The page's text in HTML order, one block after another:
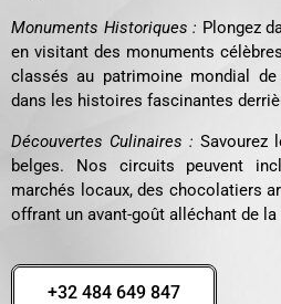
Monuments Historiques : Plongez
en visitant des monuments
classés au patrimoine mondial de
dans les histoires fascinantes
Découvertes Culinaires : Savourez
belges. Nos circuits peuvent
marchés locaux, des chocolatiers
offrant un avant-goût alléchant de
+32 484 649 847